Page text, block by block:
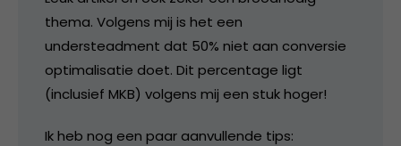
thema. Volgens mij is het een
understeadment dat 50% niet aan conversie
optimalisatie doet. Dit percentage ligt
(inclusief MKB) volgens mij een stuk hoger!
Ik heb nog een paar aanvullende tips: